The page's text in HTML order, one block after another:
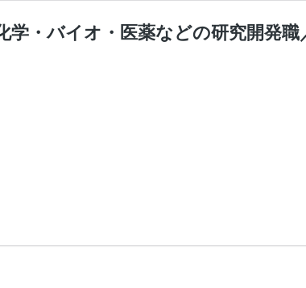
学・バイオ・医薬などの研究開発職